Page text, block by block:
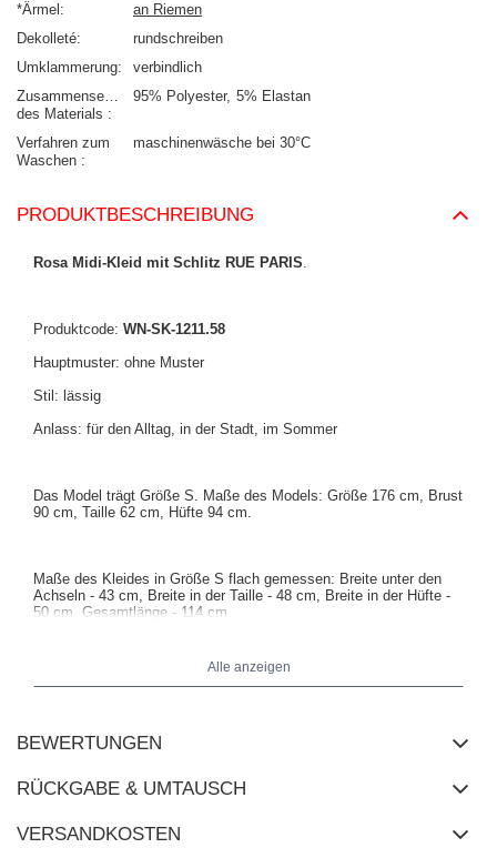
*Ärmel
an Riemen
Dekolleté
rundschreiben
Umklammerung
verbindlich
Zusammensetzung
des Materials
95% Polyester 5% Elastan
Verfahren zum
Waschen
maschinenwäsche bei 30°C
PRODUKTBESCHREIBUNG
Rosa Midi-Kleid mit Schlitz RUE PARIS.
Produktcode: WN-SK-1211.58
Hauptmuster: ohne Muster
Stil: lässig
Anlass: für den Alltag, in der Stadt, im Sommer
Das Model trägt Größe S. Maße des Models: Größe 176 cm, Brust
90 cm, Taille 62 cm, Hüfte 94 cm.
Maße des Kleides in Größe S flach gemessen: Breite unter den
Achseln - 43 cm, Breite in der Taille - 48 cm, Breite in der Hüfte -
50 cm, Gesamtlänge - 114 cm.
Alle anzeigen
BEWERTUNGEN
RÜCKGABE & UMTAUSCH
VERSANDKOSTEN